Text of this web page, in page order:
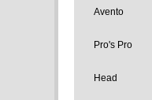
Avento
Pro's Pro
Head